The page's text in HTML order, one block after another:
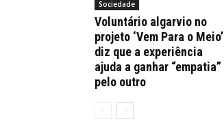
Sociedade
Voluntário algarvio no
projeto ‘Vem Para o Meio’
diz que a experiência
ajuda a ganhar “empatia”
pelo outro